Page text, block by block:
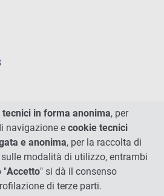
in forma anonima, per
navigazione e cookie tecnici
e anonima, per la raccolta di
modalità di utilizzo, entrambi
"Accetto" si dà il consenso
di terze parti.